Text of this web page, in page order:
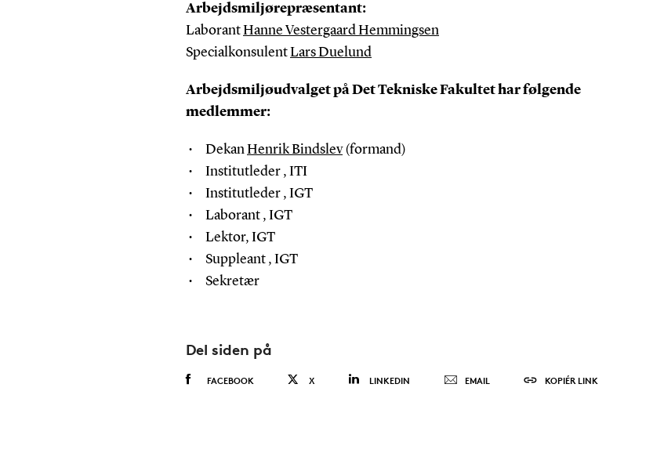
Arbejdsmiljørepræsentant:
LaborantHanne Vestergaard Hemmingsen
SpecialkonsulentLars Duelund
Arbejdsmiljøudvalget på Det Tekniske Fakultet har følgende
medlemmer:
DekanHenrik Bindslev(formand)
Institutleder , ITI
Institutleder , IGT
Laborant , IGT
Lektor, IGT
Suppleant , IGT
Sekretær
Del siden på
FACEBOOK X LINKEDIN EMAIL KOPIÉR LINK